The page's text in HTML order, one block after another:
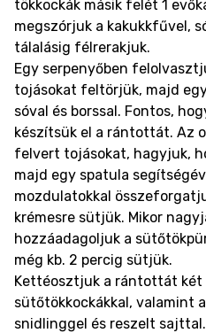
tökkockák másik felét 1
megszórjuk a kakukkfűvel,
tálalásig félrerakjuk.
Egy serpenyőben
tojásokat feltörjük, majd
sóval és borssal. Fontos,
készítsük el a rántottát. Az
felvert tojásokat, hagyjuk,
majd egy spatula
mozdulatokkal
krémesre sütjük. Mikor
hozzáadagoljuk a
még kb. 2 percig sütjük.
Kettéosztjuk a rántottát két
sütőtökkockákkal, valamint
snidlinggel és reszelt